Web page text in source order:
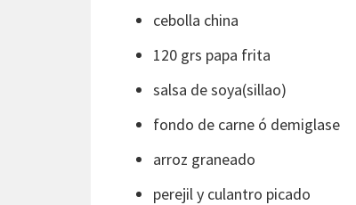
cebolla china
120 grs papa frita
salsa de soya(sillao)
fondo de carne ó demiglase
arroz graneado
perejil y culantro picado